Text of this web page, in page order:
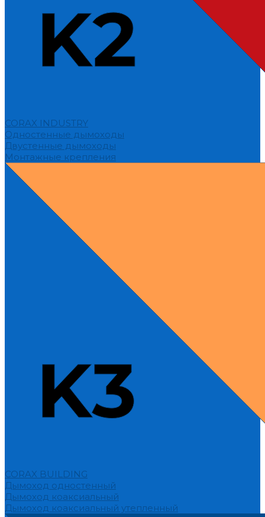
CORAX INDUSTRY
Одностенные дымоходы
Двустенные дымоходы
Монтажные крепления
CORAX BUILDING
Дымоход одностенный
Дымоход коаксиальный
Дымоход коаксиальный утепленный